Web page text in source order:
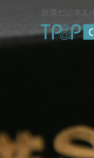
台湾ビジネス・